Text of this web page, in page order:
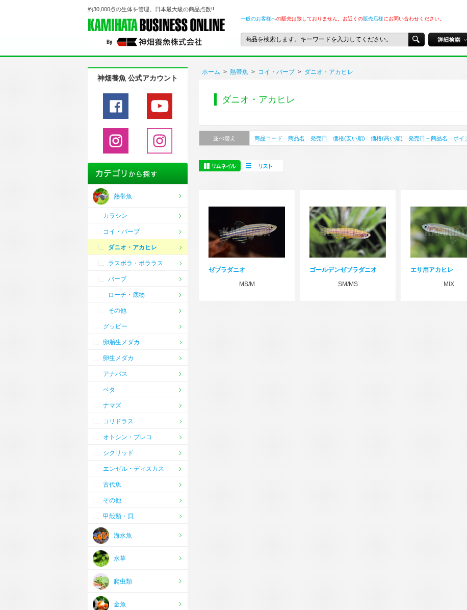
約30,000点の生体を管理。日本最大級の商品点数!!
一般のお客様への販売は致しておりません。お近くの販売店様にお問い合わせください。
ホーム > 熱帯魚 > コイ・バーブ > ダニオ・アカヒレ
ダニオ・アカヒレ
並べ替え 商品コード 商品名 発売日 価格(安い順) 価格(高い順) 発売日＋商品名 ポイ
ゼブラダニオ
MS/M
ゴールデンゼブラダニオ
SM/MS
エサ用アカヒレ
MIX
神畑養魚 公式アカウント
熱帯魚
カラシン
コイ・バーブ
ダニオ・アカヒレ
ラスボラ・ボララス
バーブ
ローチ・底物
その他
グッピー
卵胎生メダカ
卵生メダカ
アナバス
ベタ
ナマズ
コリドラス
オトシン・プレコ
シクリッド
エンゼル・ディスカス
古代魚
その他
甲殻類・貝
海水魚
水草
爬虫類
金魚